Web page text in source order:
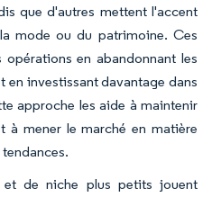
que d'autres mettent l'accent
mode ou du patrimoine. Ces
en abandonnant les
en investissant davantage dans
approche les aide à maintenir
à mener le marché en matière
et de niche plus petits jouent